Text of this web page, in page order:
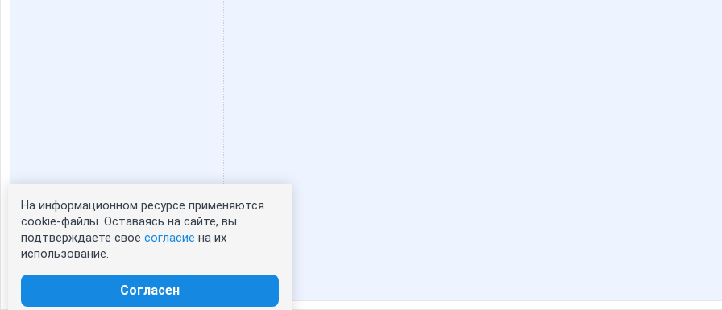
Статистика портрета:
сейчас просматривают портрет - 0
зарегистрированные пользователи
На информационном ресурсе применяются
cookie-файлы. Оставаясь на сайте, вы
подтверждаете свое согласие на их
использование.
Согласен